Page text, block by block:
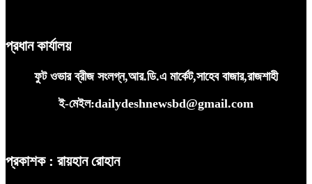
প্রধান কার্যালয়
ফুট ওভার ব্রীজ সংলগ্ন,আর.ডি.এ মার্কেট,সাহেব বাজার,রাজশাহী
ই-মেইল:dailydeshnewsbd@gmail.com
প্রকাশক : রায়হান রোহান